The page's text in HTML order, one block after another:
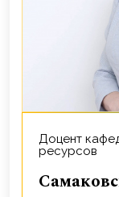
Доцент кафедры цифровых технологий и
ресурсов